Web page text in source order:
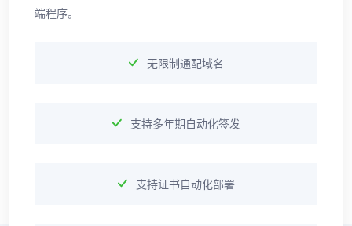
端程序。
无限制通配域名
支持多年期自动化签发
支持证书自动化部署